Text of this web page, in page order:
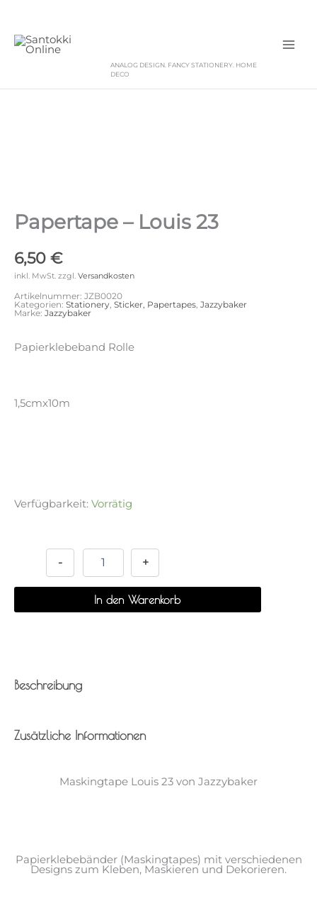
ANALOG DESIGN. FANCY STATIONERY. HOME
DECO
Papertape – Louis 23
6,50 €
inkl. MwSt. zzgl. Versandkosten
Artikelnummer: JZB0020
Kategorien: Stationery Sticker, Papertapes Jazzybaker
Marke: Jazzybaker
Papierklebeband Rolle
1,5cmx10m
Verfügbarkeit: Vorrätig
-
Menge
+
In den Warenkorb
Beschreibung
Zusätzliche Informationen
Maskingtape Louis 23 von Jazzybaker
Papierklebebänder (Maskingtapes) mit verschiedenen
Designs zum Kleben, Maskieren und Dekorieren.